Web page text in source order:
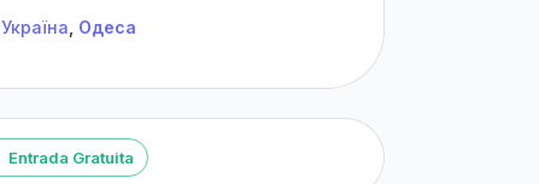
Україна Одеса
Entrada Gratuita